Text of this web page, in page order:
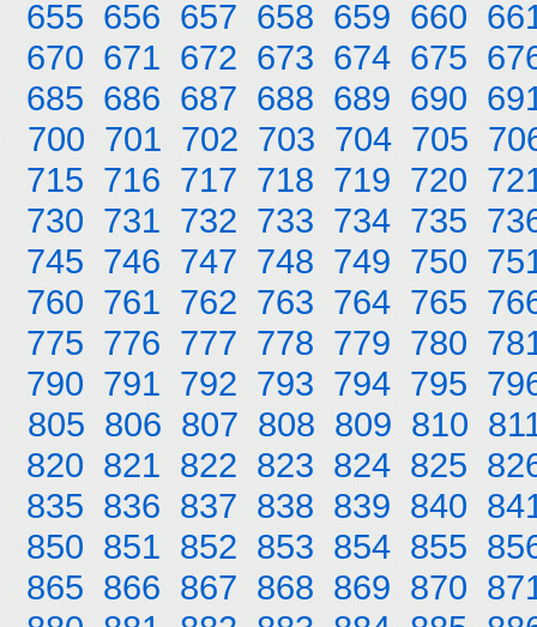
655 656 657 658 659 660
670 671 672 673 674 675
685 686 687 688 689 690
700 701 702 703 704 705
715 716 717 718 719 720
730 731 732 733 734 735
745 746 747 748 749 750
760 761 762 763 764 765
775 776 777 778 779 780
790 791 792 793 794 795
805 806 807 808 809 810
820 821 822 823 824 825
835 836 837 838 839 840
850 851 852 853 854 855
865 866 867 868 869 870